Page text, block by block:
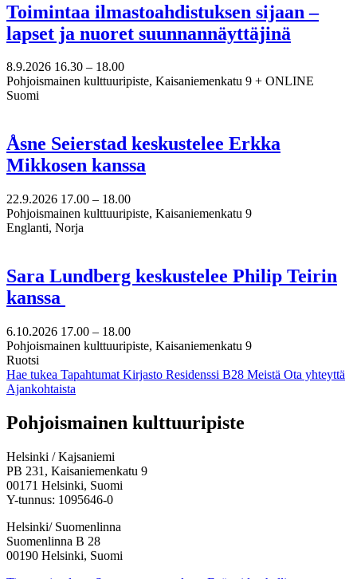
Toimintaa ilmastoahdistuksen sijaan –
lapset ja nuoret suunnannäyttäjinä
8.9.2026 16.30 – 18.00
Pohjoismainen kulttuuripiste, Kaisaniemenkatu 9 + ONLINE
Suomi
Åsne Seierstad keskustelee Erkka
Mikkosen kanssa
22.9.2026 17.00 – 18.00
Pohjoismainen kulttuuripiste, Kaisaniemenkatu 9
Englanti, Norja
Sara Lundberg keskustelee Philip Teirin
kanssa
6.10.2026 17.00 – 18.00
Pohjoismainen kulttuuripiste, Kaisaniemenkatu 9
Ruotsi
Hae tukea Tapahtumat Kirjasto Residenssi B28 Meistä Ota yhteyttä
Ajankohtaista
Facebook:
Avataan
välilehteen
Instagram:
Avataan
välilehteen
TikTok:
Avataan
välilehteen
Youtube:
Avataan
välilehteen
Vimeo:
Avataan
välilehteen
Pohjoismainen kulttuuripiste
Helsinki / Kajsaniemi
PB 231, Kaisaniemenkatu 9
00171 Helsinki, Suomi
Y-tunnus: 1095646-0
Helsinki/ Suomenlinna
Suomenlinna B 28
00190 Helsinki, Suomi